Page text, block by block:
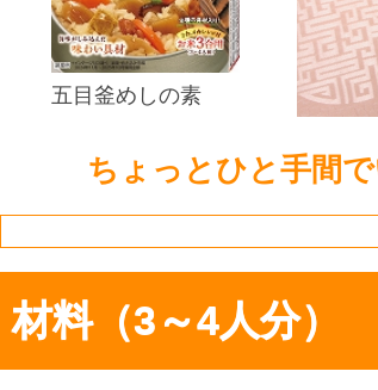
五目釜めしの素
ちょっとひと手間
材料（3～4人分）